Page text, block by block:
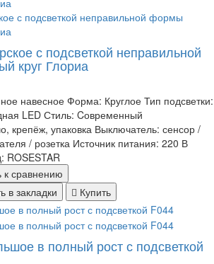
с подсветкой неправильной
круг Глориа
навесное Форма: Круглое Тип подсветки:
LED Стиль: Cовременный
крепёж, упаковка Выключатель: сенсор /
/ розетка Источник питания: 220 В
ROSESTAR
к сравнению
в закладки Купить
в полный рост с подсветкой